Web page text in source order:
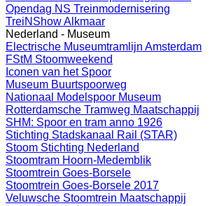
Opendag NS Treinmodernisering
TreiNShow Alkmaar
Nederland - Museum
Electrische Museumtramlijn Amsterdam
FStM Stoomweekend
Iconen van het Spoor
Museum Buurtspoorweg
Nationaal Modelspoor Museum
Rotterdamsche Tramweg Maatschappij
SHM: Spoor en tram anno 1926
Stichting Stadskanaal Rail (STAR)
Stoom Stichting Nederland
Stoomtram Hoorn-Medemblik
Stoomtrein Goes-Borsele
Stoomtrein Goes-Borsele 2017
Veluwsche Stoomtrein Maatschappij